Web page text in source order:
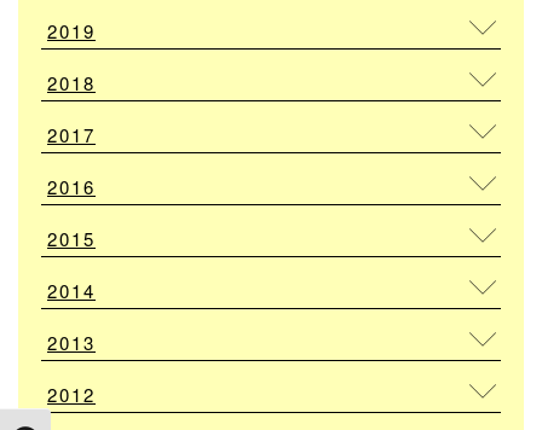
2019
2018
2017
2016
2015
2014
2013
2012